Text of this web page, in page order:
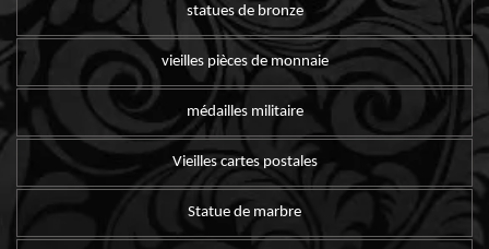
statues de bronze
vieilles pièces de monnaie
médailles militaire
Vieilles cartes postales
Statue de marbre